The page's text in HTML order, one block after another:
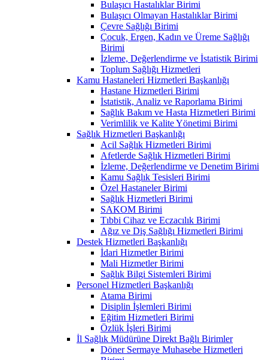
Bulaşıcı Hastalıklar Birimi
Bulaşıcı Olmayan Hastalıklar Birimi
Çevre Sağlığı Birimi
Çocuk, Ergen, Kadın ve Üreme Sağlığı
Birimi
İzleme, Değerlendirme ve İstatistik Birimi
Toplum Sağlığı Hizmetleri
Kamu Hastaneleri Hizmetleri Başkanlığı
Hastane Hizmetleri Birimi
İstatistik, Analiz ve Raporlama Birimi
Sağlık Bakım ve Hasta Hizmetleri Birimi
Verimlilik ve Kalite Yönetimi Birimi
Sağlık Hizmetleri Başkanlığı
Acil Sağlık Hizmetleri Birimi
Afetlerde Sağlık Hizmetleri Birimi
İzleme, Değerlendirme ve Denetim Birimi
Kamu Sağlık Tesisleri Birimi
Özel Hastaneler Birimi
Sağlık Hizmetleri Birimi
SAKOM Birimi
Tıbbi Cihaz ve Eczacılık Birimi
Ağız ve Diş Sağlığı Hizmetleri Birimi
Destek Hizmetleri Başkanlığı
İdari Hizmetler Birimi
Mali Hizmetler Birimi
Sağlık Bilgi Sistemleri Birimi
Personel Hizmetleri Başkanlığı
Atama Birimi
Disiplin İşlemleri Birimi
Eğitim Hizmetleri Birimi
Özlük İşleri Birimi
İl Sağlık Müdürüne Direkt Bağlı Birimler
Döner Sermaye Muhasebe Hizmetleri